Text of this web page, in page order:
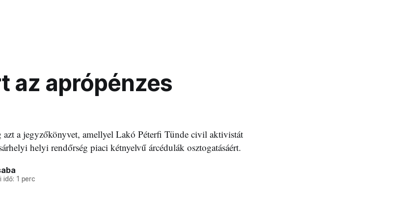
az aprópénzes
azt a jegyzőkönyvet, amellyel Lakó Péterfi Tünde civil aktivistát
helyi rendőrség piaci kétnyelvű árcédulák osztogatásáért.
idő: 1 perc